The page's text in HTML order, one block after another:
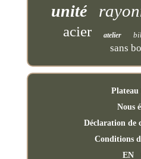
unité
acier atelier
sans
Plateau
Nous
Déclaration de
Conditions
EN